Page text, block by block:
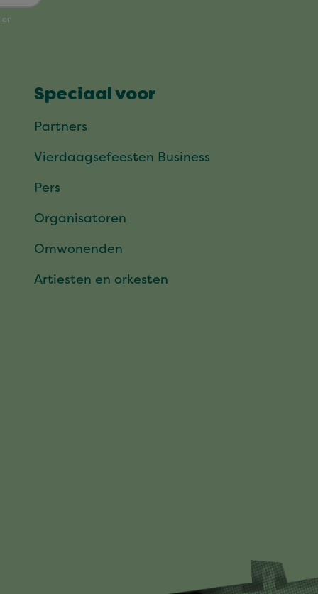
Speciaal voor
Partners
Vierdaagsefeesten Business
Pers
Organisatoren
Omwonenden
Artiesten en orkesten